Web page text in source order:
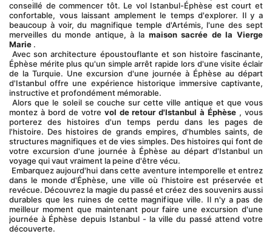
conseillé de commencer tôt. Le vol Istanbul-Éphèse est court et
confortable, vous laissant amplement le temps d'explorer. Il y a
beaucoup à voir, du magnifique temple d'Artémis, l'une des sept
merveilles du monde antique, à la maison sacrée de la Vierge
Marie .
Avec son architecture époustouflante et son histoire fascinante,
Éphèse mérite plus qu'un simple arrêt rapide lors d'une visite éclair
de la Turquie. Une excursion d'une journée à Éphèse au départ
d'Istanbul offre une expérience historique immersive captivante,
instructive et profondément mémorable.
Alors que le soleil se couche sur cette ville antique et que vous
montez à bord de votre vol de retour d'Istanbul à Éphèse , vous
porterez des histoires d'un temps perdu dans les pages de
l'histoire. Des histoires de grands empires, d'humbles saints, de
structures magnifiques et de vies simples. Des histoires qui font de
votre excursion d'une journée à Éphèse au départ d'Istanbul un
voyage qui vaut vraiment la peine d'être vécu.
dans le monde d'Éphèse, une ville où l'histoire est préservée et
revécue. Découvrez la magie du passé et créez des souvenirs aussi
durables que les ruines de cette magnifique ville. Il n'y a pas de
meilleur moment que maintenant pour faire une excursion d'une
journée à Éphèse depuis Istanbul - la ville du passé attend votre
découverte.